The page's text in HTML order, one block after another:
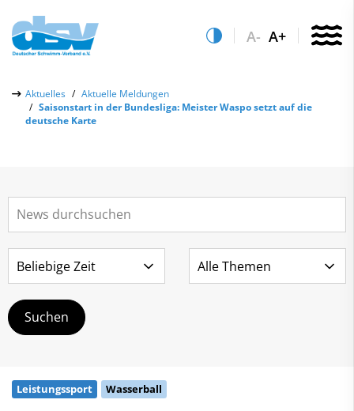
A- A+
Aktuelles
Aktuelle Meldungen
Saisonstart in der Bundesliga: Meister Waspo setzt auf die
deutsche Karte
Leistungssport Wasserball
Über uns
Aktuelles
Leistungs- & Wettkampfsport
Schwimmen lernen
Sportentwicklung
Service
Vereinsfinder
Lizenzwesen
Zentrale Hinweisstelle
Anti-Doping
Recht auf sicheren Schwimmsport
Abteilungen
Freiwasserschwimmen